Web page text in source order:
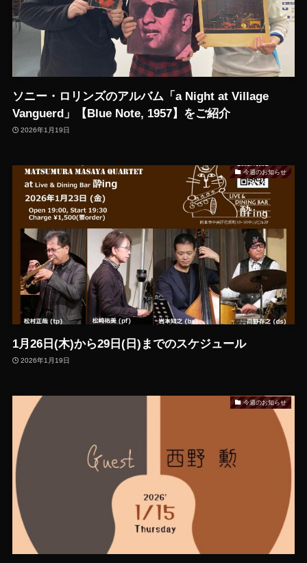
ソニー・ロリンズのアルバム「a Night at Village
Vanguerd」【Blue Note, 1957】をご紹介
2026年1月19日
今週のお知らせ
1月26日(木)から29日(日)までのスケジュール
2026年1月19日
今週のお知らせ